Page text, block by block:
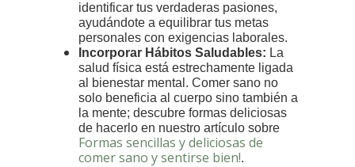
identificar tus verdaderas pasiones,
ayudándote a equilibrar tus metas
personales con exigencias laborales.
Incorporar Hábitos Saludables: La
salud física está estrechamente ligada
al bienestar mental. Comer sano no
solo beneficia al cuerpo sino también a
la mente; descubre formas deliciosas
de hacerlo en nuestro artículo sobre
Formas sencillas y deliciosas de
comer sano y sentirse bien!.